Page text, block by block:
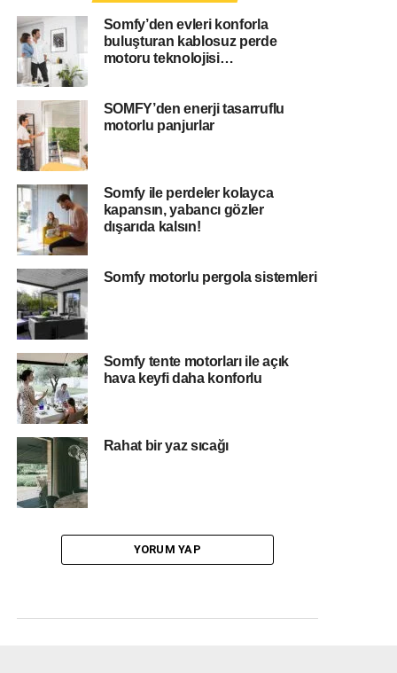
Somfy’den evleri konforla
buluşturan kablosuz perde
motoru teknolojisi…
SOMFY’den enerji tasarruflu
motorlu panjurlar
Somfy ile perdeler kolayca
kapansın, yabancı gözler
dışarıda kalsın!
Somfy motorlu pergola sistemleri
Somfy tente motorları ile açık
hava keyfi daha konforlu
Rahat bir yaz sıcağı
YORUM YAP